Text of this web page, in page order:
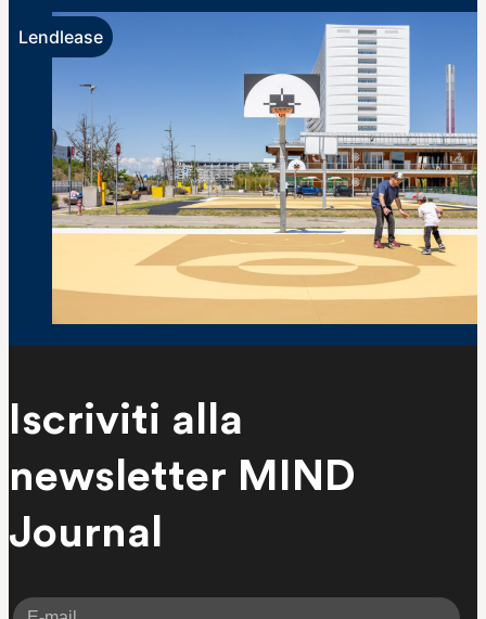
spostamenti nell’area
Lendlease
nuovi campi firmati StepOut
Iscriviti alla
newsletter MIND
Journal